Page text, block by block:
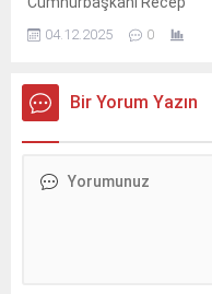
gerçekleştirilen Engelsiz
Engelliler Günü
Buluşması'nda Bağcılar
aldı.
04.12.2025 0
Bir Yorum Yazın